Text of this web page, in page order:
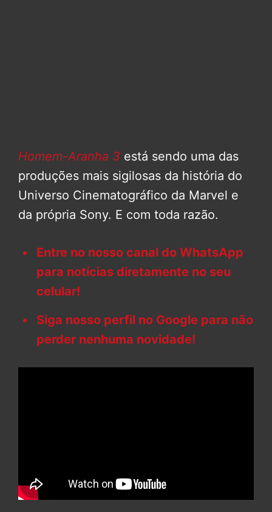
Homem-Aranha 3 está sendo uma das
produções mais sigilosas da história do
Universo Cinematográfico da Marvel e
da própria Sony. E com toda razão.
Entre no nosso canal do WhatsApp
para notícias diretamente no seu
celular!
Siga nosso perfil no Google para não
perder nenhuma novidade!